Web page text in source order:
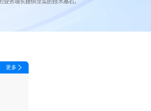
更多